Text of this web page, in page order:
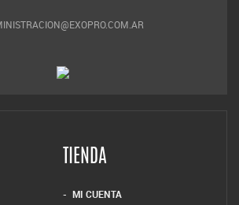
TIENDA
MI CUENTA